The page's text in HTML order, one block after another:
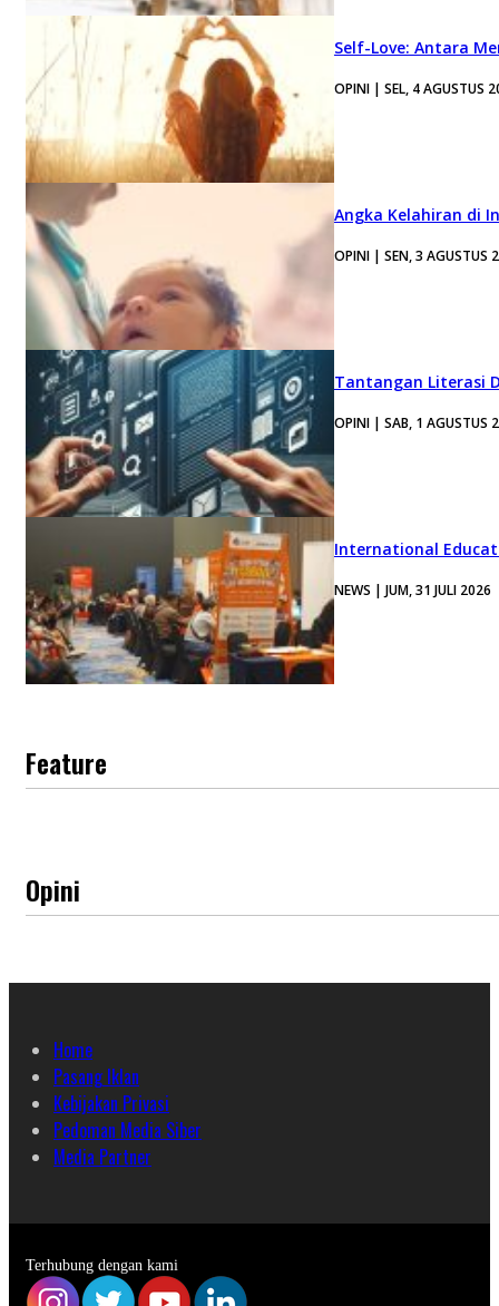
Self-Love: Antara
OPINI | SEL, 4 AGUSTUS
Angka Kelahiran di
OPINI | SEN, 3 AGUSTUS
Tantangan Literasi
OPINI | SAB, 1 AGUSTUS
International
NEWS | JUM, 31 JULI 2026
Feature
Opini
Home
Pasang Iklan
Kebijakan Privasi
Pedoman Media Siber
Media Partner
Terhubung dengan kami